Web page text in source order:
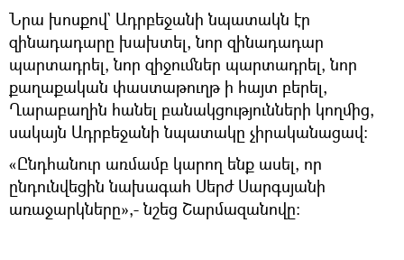
Նրա խոսքով` Ադրբեջանի նպատակն էր
զինադադարը խախտել, նոր զինադադար
պարտադրել, նոր զիջումներ պարտադրել, նոր
քաղաքական փաստաթուղթ ի հայտ բերել,
Ղարաբաղին հանել բանակցությունների կողմից,
սակայն Ադրբեջանի նպատակը չիրականացավ։
«Ընդհանուր առմամբ կարող ենք ասել, որ
ընդունվեցին նախագահ Սերժ Սարգսյանի
առաջարկները»,- նշեց Շարմազանովը: